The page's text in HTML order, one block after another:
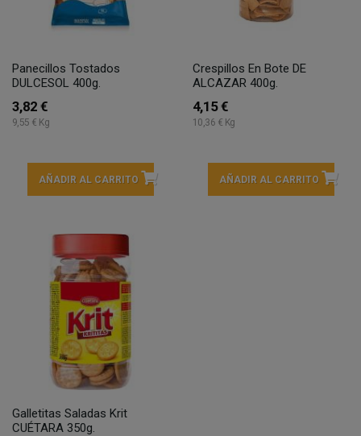
Panecillos Tostados
DULCESOL 400g.
3,82 €
9,55 € Kg
AÑADIR AL CARRITO
Crespillos En Bote DE
ALCAZAR 400g.
4,15 €
10,36 € Kg
AÑADIR AL CARRITO
Galletitas Saladas Krit
CUÉTARA 350g.